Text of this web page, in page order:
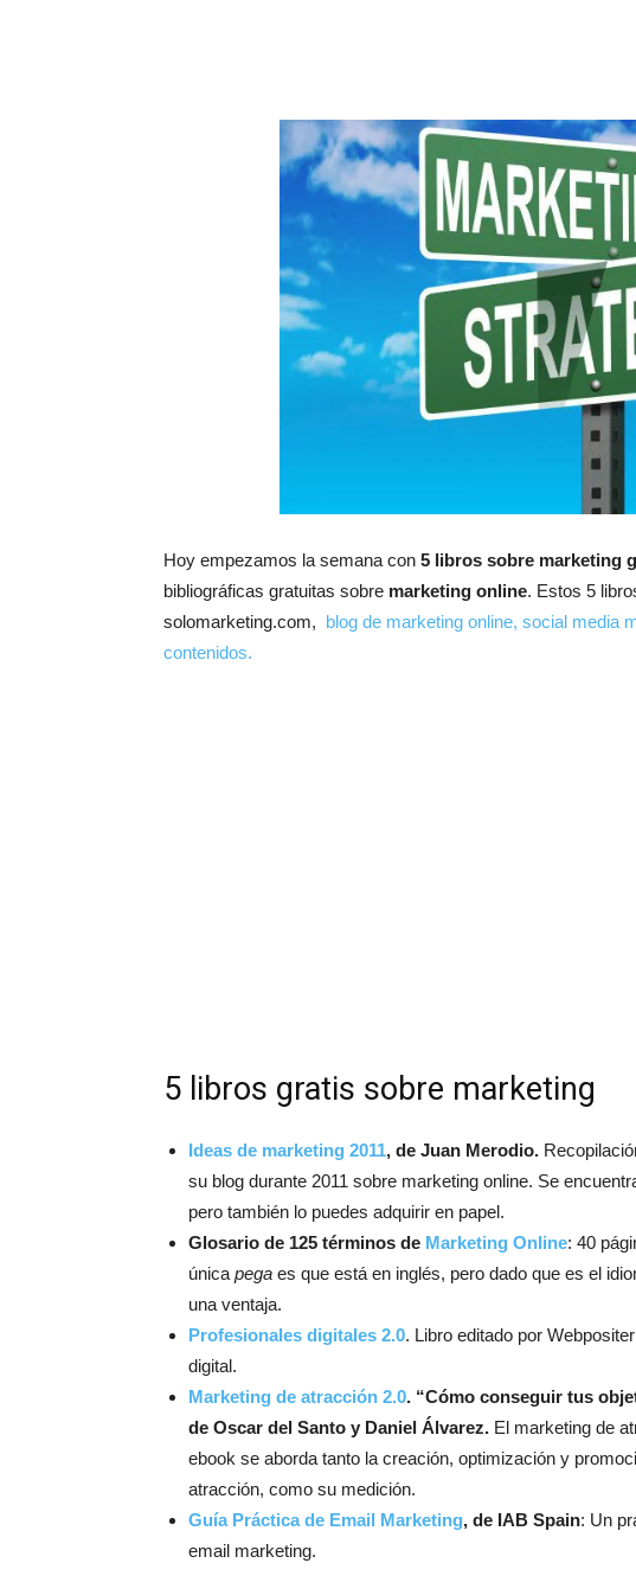
Hoy empezamos la semana con 5 libros sobre marketing
bibliográficas gratuitas sobre marketing online. Estos 5
solomarketing.com, blog de marketing online, social media
contenidos.
5 libros gratis sobre marketing
Ideas de marketing 2011, de Juan Merodio.
su blog durante 2011 sobre marketing online. Se
pero también lo puedes adquirir en papel.
Glosario de 125 términos de Marketing Online: 40
única pega es que está en inglés, pero dado que es el
una ventaja.
Profesionales digitales 2.0. Libro editado por
digital.
Marketing de atracción 2.0. “Cómo conseguir tus
de Oscar del Santo y Daniel Álvarez. El marketing de
ebook se aborda tanto la creación, optimización y
atracción, como su medición.
Guía Práctica de Email Marketing, de IAB Spain: Un
email marketing.